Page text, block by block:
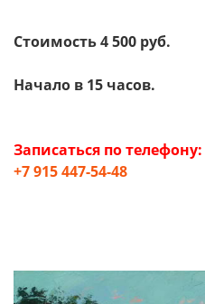
Стоимость 4 500 руб.
Начало в 15 часов.
Записаться по телефону:
+7 915 447-54-48